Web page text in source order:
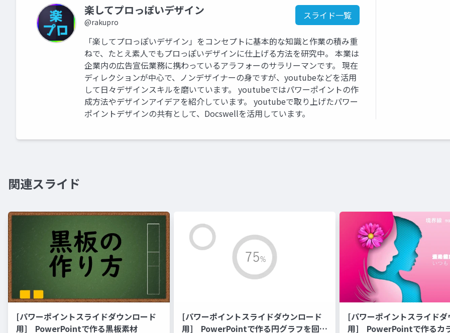
楽してプロっぽいデザイン
@rakupro
スライド一覧
「楽してプロっぽいデザイン」をコンセプトに基本的な知識と作業の積み重
ねで、たとえ素人でもプロっぽいデザインに仕上げる方法を研究中。 本業は
企業内の広告宣伝業務に携わっているアラフォーのサラリーマンです。 現在
ディレクションが中心で、ノンデザイナーの身ですが、youtubeなどを活用
して日々デザインスキルを磨いています。 youtubeではパワーポイントの作
成方法やデザインアイデアを紹介しています。 youtubeで取り上げたパワー
ポイントデザインの共有として、Docswellを活用しています。
関連スライド
[パワーポイントスライドダウンロード
用] PowerPointで作る黒板素材
[パワーポイントスライドダウンロード
用] PowerPointで作る円グラフを回転
[パワーポイントスライド
用] PowerPointで作るカ